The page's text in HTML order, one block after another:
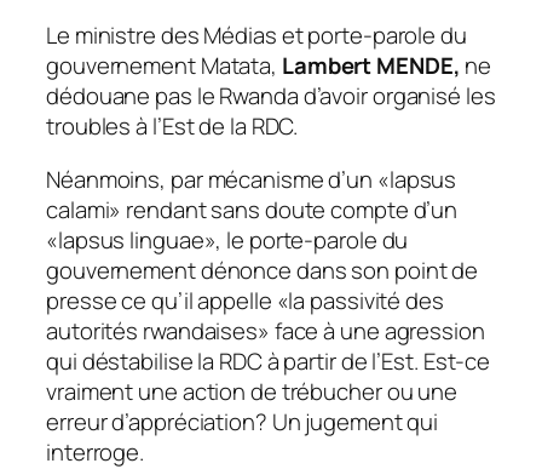
Le ministre des Médias et porte-parole du
gouvernement Matata, Lambert MENDE, ne
dédouane pas le Rwanda d’avoir organisé les
troubles à l’Est de la RDC.
Néanmoins, par mécanisme d’un «lapsus
calami» rendant sans doute compte d’un
«lapsus linguae», le porte-parole du
gouvernement dénonce dans son point de
presse ce qu’il appelle «la passivité des
autorités rwandaises» face à une agression
qui déstabilise la RDC à partir de l’Est. Est-ce
vraiment une action de trébucher ou une
erreur d’appréciation? Un jugement qui
interroge.